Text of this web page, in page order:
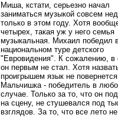
Миша, кстати, серьезно начал
заниматься музыкой совсем
только в этом году. Хотя
четырех, такая уж у него семья
музыкальная. Михаил победил
национальном туре детского
"Евровидения". К сожалению, в
он первым не стал. Хотя
проигрышем язык не
Мальчишка - победитель в
случае. Только за то, что он
на сцену, не стушевался под
взглядов. За то, что все лето